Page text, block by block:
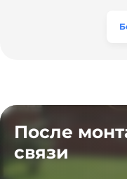
эту компанию всем,
После
связи